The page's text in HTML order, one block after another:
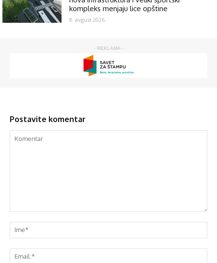
kompleks menjaju lice opštine
8. avgust 2026.
- REKLAMA -
Postavite komentar